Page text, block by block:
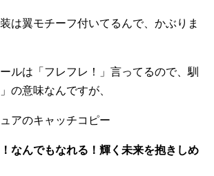
は翼モチーフ付いてるんで、かぶりま
ルは「フレフレ！」言ってるので、馴
の意味なんですが、
アのキャッチコピー
！なんでもなれる！輝く未来を抱きしめ